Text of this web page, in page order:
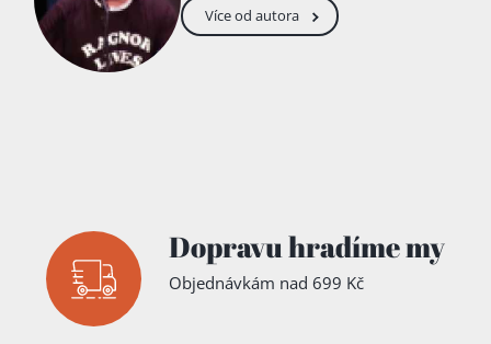
Více od autora
Dopravu hradíme my
Objednávkám nad 699 Kč